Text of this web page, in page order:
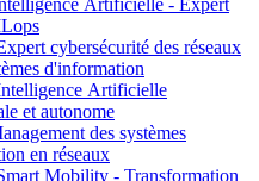
Artificielle - Expert
cybersécurité des réseaux
d'information
Artificielle
et autonome
des systèmes
en réseaux
Mobility - Transformation